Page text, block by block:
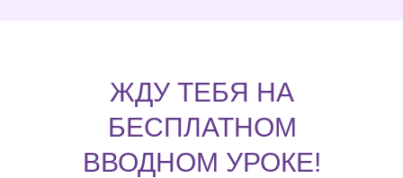
ЖДУ ТЕБЯ НА
БЕСПЛАТНОМ
ВВОДНОМ УРОКЕ!